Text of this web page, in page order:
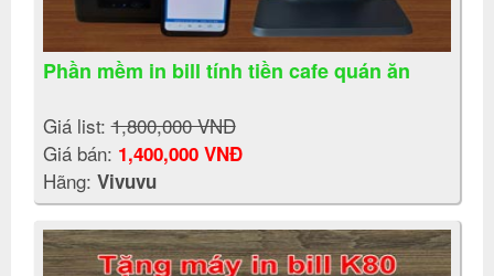
Phần mềm in bill tính tiền cafe quán ăn
Giá list:1,800,000 VNĐ
Giá bán: 1,400,000 VNĐ
Hãng: Vivuvu